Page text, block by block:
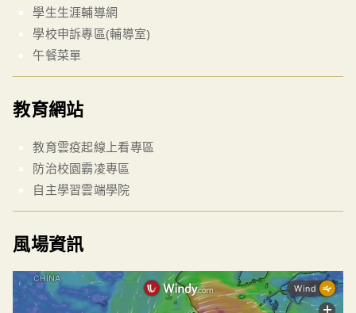
學生生涯輔導網
學校申訴專區(輔導室)
午餐菜單
教育網站
教育雲疫起線上看專區
防治校園霸凌專區
自主學習雲端學院
風場資訊